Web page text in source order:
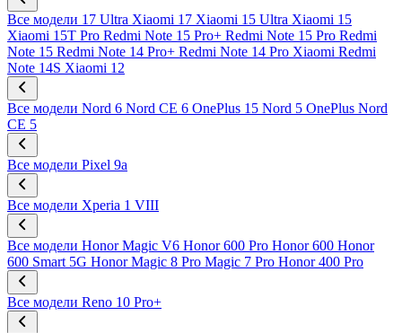
Все модели 17 Ultra Xiaomi 17 Xiaomi 15 Ultra Xiaomi 15
Xiaomi 15T Pro Redmi Note 15 Pro+ Redmi Note 15 Pro Redmi
Note 15 Redmi Note 14 Pro+ Redmi Note 14 Pro Xiaomi Redmi
Note 14S Xiaomi 12
Все модели Nord 6 Nord CE 6 OnePlus 15 Nord 5 OnePlus Nord
CE 5
Все модели Pixel 9a
Все модели Xperia 1 VIII
Все модели Honor Magic V6 Honor 600 Pro Honor 600 Honor
600 Smart 5G Honor Magic 8 Pro Magic 7 Pro Honor 400 Pro
Все модели Reno 10 Pro+